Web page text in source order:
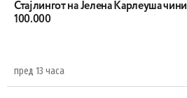
Стајлингот на Јелена Карлеуша чини
100.000
пред 13 часа